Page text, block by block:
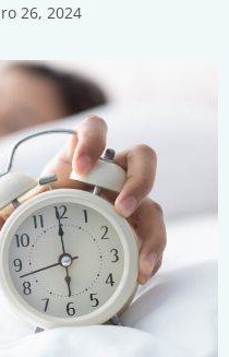
26, 2024